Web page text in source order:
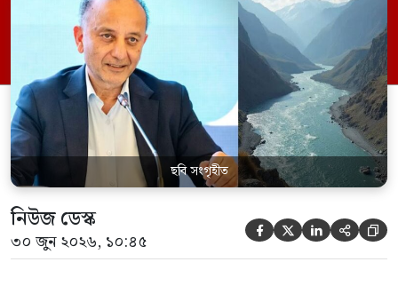
ফেলা হবে। ভারতের কেন্দ্রীয় জলসম্পদ মন্ত্রী সি
আর পাতিল কর্তৃক আগামী দেড় থেকে দুই বছরের
[…]
ছবি সংগৃহীত
নিউজ ডেস্ক
৩০ জুন ২০২৬, ১০:৪৫     